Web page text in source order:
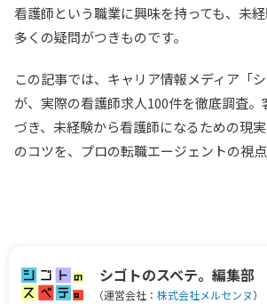
看護師という職業に興味を持っても、未
多くの疑問がつきものです。
この記事では、キャリア情報メディア「シ
が、実際の看護師求人100件を徹底調査
づき、未経験から看護師になるための現
のコツを、プロの転職エージェントの視点
シゴトのスベテ。編集部
（運営会社： 株式会社メルセンヌ）